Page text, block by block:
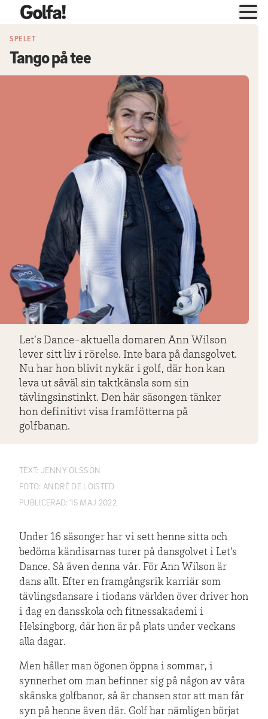
SPELET
Tango på tee
Let’s Dance-aktuella domaren Ann Wilson
lever sitt liv i rörelse. Inte bara på dansgolvet.
Nu har hon blivit nykär i golf, där hon kan
leva ut såväl sin taktkänsla som sin
tävlingsinstinkt. Den här säsongen tänker
hon definitivt visa framfötterna på
golfbanan.
TEXT:JENNY OLSSON
FOTO: ANDRÉ DE LOISTED
PUBLICERAD:15 MAJ 2022
Under 16 säsonger har vi sett henne sitta och
bedöma kändisarnas turer på dansgolvet i Let’s
Dance. Så även denna vår. För Ann Wilson är
dans allt. Efter en framgångsrik karriär som
tävlingsdansare i tiodans världen över driver hon
i dag en dansskola och fitnessakademi i
Helsingborg, där hon är på plats under veckans
alla dagar.
Men håller man ögonen öppna i sommar, i
synnerhet om man befinner sig på någon av våra
skånska golfbanor, så är chansen stor att man får
syn på henne även där. Golf har nämligen börjat